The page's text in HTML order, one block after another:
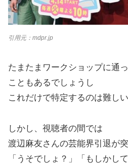
引用元：mdpr.jp
たまたまワークショップに通
こともあるでしょうし
これだけで特定するのは難しい
しかし、視聴者の間では
渡辺麻友さんの芸能界引退が
「うそでしょ？」「もしかし